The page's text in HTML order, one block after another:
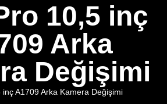
10,5 inç
Arka
Değişimi
inç A1709 Arka Kamera Değişimi